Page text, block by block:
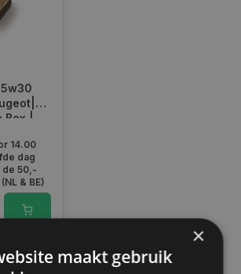
Box |
14.00
dag
de 50,-
& BE)
×
maakt gebruik